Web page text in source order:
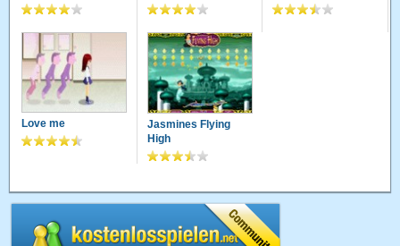
Love me
Jasmines Flying
High